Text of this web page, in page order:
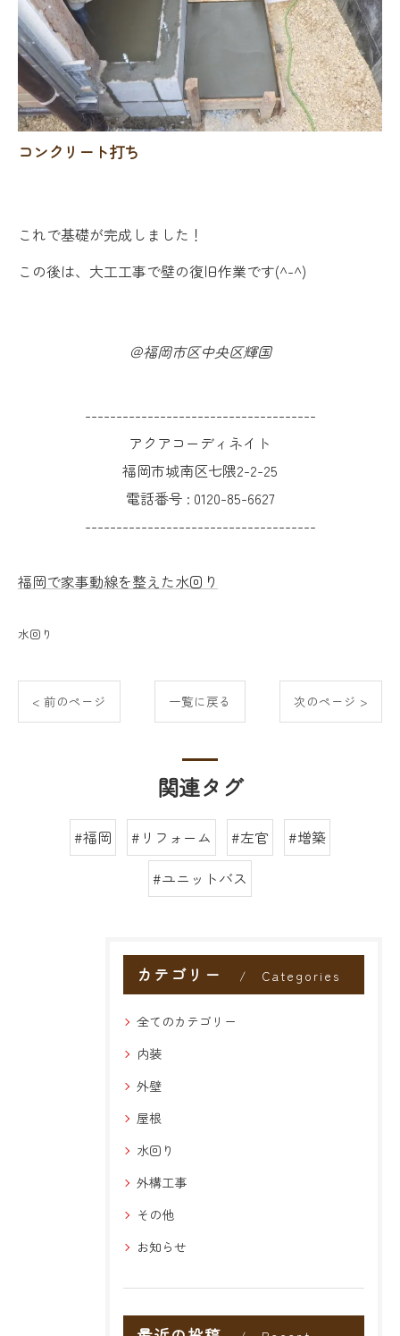
コンクリート打ち
これで基礎が完成しました！
この後は、大工工事で壁の復旧作業です(^-^)
＠福岡市区中央区輝国
-------------------------------------
アクアコーディネイト
福岡市城南区七隈2-2-25
電話番号 : 0120-85-6627
-------------------------------------
福岡で家事動線を整えた水回り
水回り
< 前のページ 一覧に戻る 次のページ >
関連タグ
#福岡 #リフォーム #左官
#増築
#ユニットバス
カテゴリー Categories
全てのカテゴリー
内装
外壁
屋根
水回り
外構工事
その他
お知らせ